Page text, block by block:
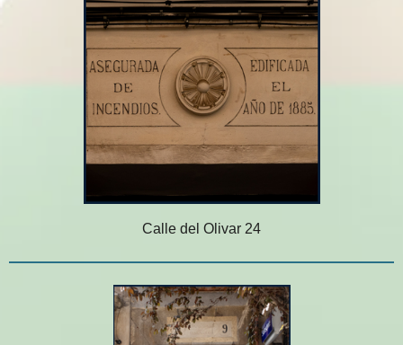
Calle del Olivar 24